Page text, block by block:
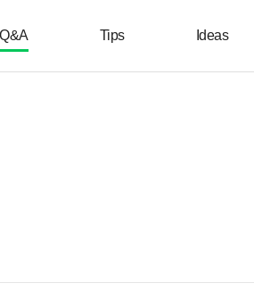
Q&A Tips Ideas